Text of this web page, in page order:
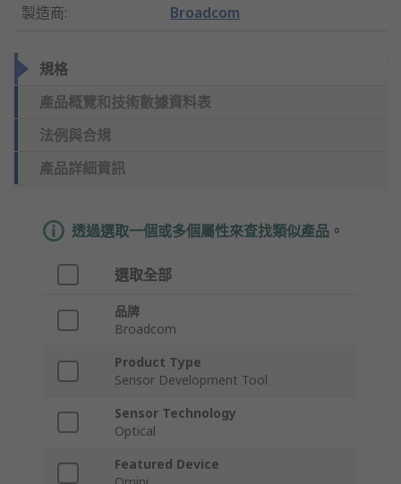
製造商: Broadcom
規格
產品概覽和技術數據資料表
法例與合規
產品詳細資訊
透過選取一個或多個屬性來查找類似產品。
選取全部
品牌
Broadcom
Product Type
Sensor Development Tool
Sensor Technology
Optical
Featured Device